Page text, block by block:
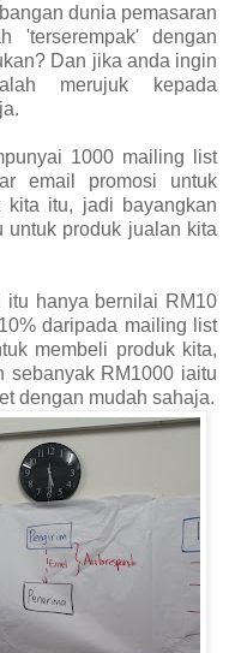
dunia pemasaran
'terserempak' dengan
Dan jika anda ingin
merujuk kepada
1000 mailing list
email promosi untuk
itu, jadi bayangkan
untuk produk jualan kita
itu hanya bernilai RM10
daripada mailing list
membeli produk kita,
sebanyak RM1000 iaitu
dengan mudah sahaja.